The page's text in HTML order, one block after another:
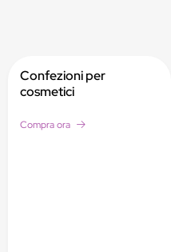
Confezioni per
cosmetici
Compra ora